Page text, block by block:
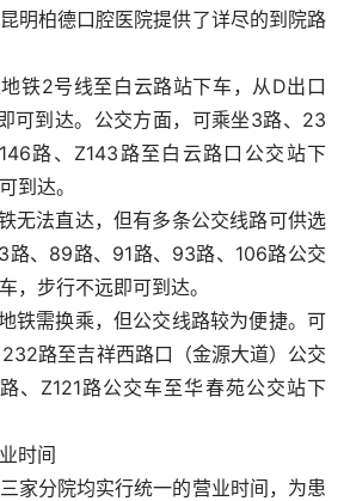
明柏德口腔医院提供了详尽的到院路
铁2号线至白云路站下车，从D出口
可到达。公交方面，可乘坐3路、23
路、Z143路至白云路口公交站下
到达。
无法直达，但有多条公交线路可供选
路、89路、91路、93路、106路公交
，步行不远即可到达。
铁需换乘，但公交线路较为便捷。可
路至吉祥西路口（金源大道）公交
、Z121路公交车至华春苑公交站下
时间
家分院均实行统一的营业时间，为患